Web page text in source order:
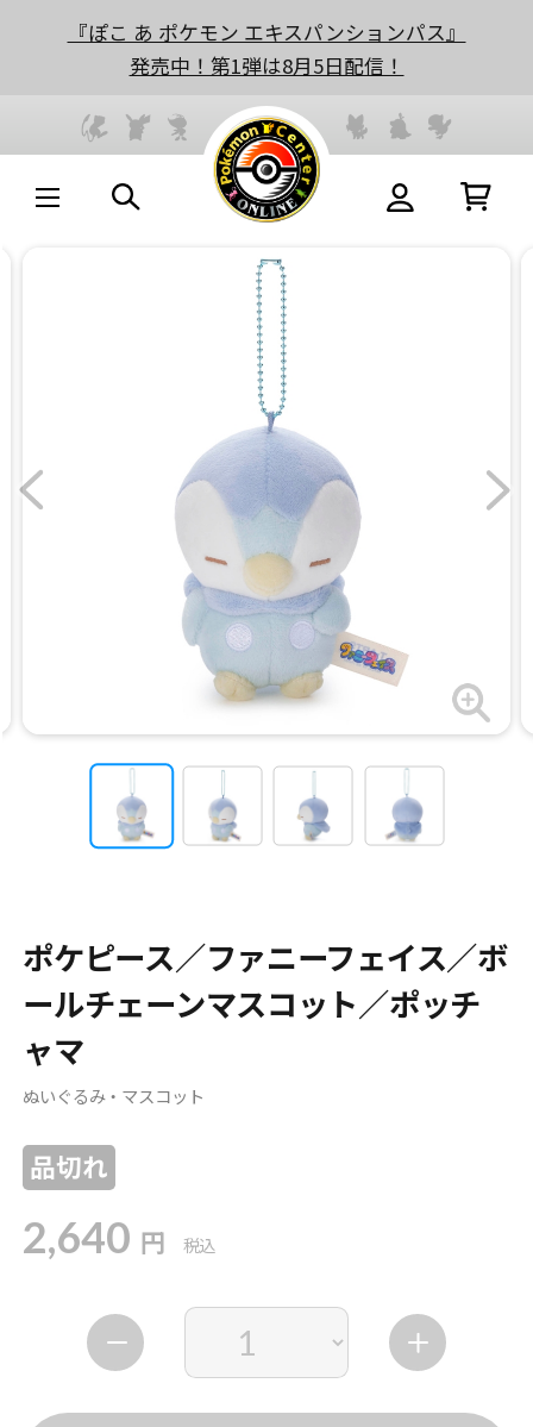
『ぽこ あ ポケモン エキスパンションパス』
発売中！第1弾は8月5日配信！
ポケピース／ファニーフェイス／ボ
ールチェーンマスコット／ポッチ
ャマ
ぬいぐるみ・マスコット
品切れ
2,640 円 税込